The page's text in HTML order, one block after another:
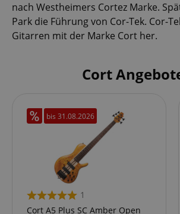
nach Westheimers Cortez Marke.
Park die Führung von Cor-Tek. Cor-
Gitarren mit der Marke Cort her.
Cort
bis 31.08.2026
1
Cort A5 Plus SC Amber Open